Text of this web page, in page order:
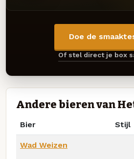
Doe de
Of stel direct je box
Andere bieren van
Bier Stijl
Wad Weizen